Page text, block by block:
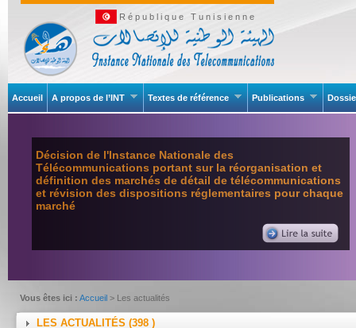
République Tunisienne
Accueil A propos de l’INT Textes de référence Publications
Décision de l'Instance Nationale des
Télécommunications portant sur la réorganisation et
définition des marchés de détail de télécommunications
et révision des dispositions réglementaires pour chaque
marché
Vous êtes ici : Accueil > Les actualités
LES ACTUALITÉS (398 )